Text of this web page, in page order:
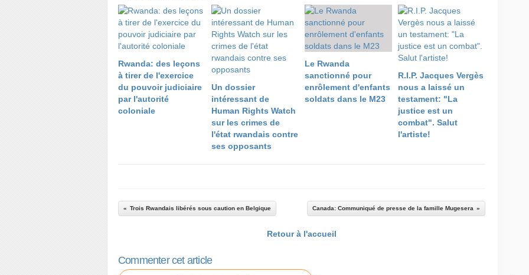
Rwanda: des leçons
à tirer de l'exercice
du pouvoir judiciaire
par l'autorité
coloniale
Un dossier
intéressant de
Human Rights Watch
sur les crimes de
l'état rwandais contre
ses opposants
Le Rwanda
sanctionné pour
enrôlement d'enfants
soldats dans le M23
R.I.P. Jacques Vergès
nous a laissé un
testament: "La
justice est un
combat". Salut
l'artiste!
Trois Rwandais libérés sous caution en Belgique Canada: Communiqué de presse de la famille Mugesera
Retour à l'accueil
Commenter cet article